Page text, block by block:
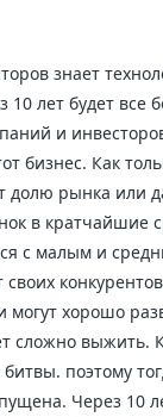
знает
лет будет все
и
бизнес. Как
долю рынка или
в кратчайшие
с малым и
могут хорошо
сложно выжить.
поэтому
Через 10